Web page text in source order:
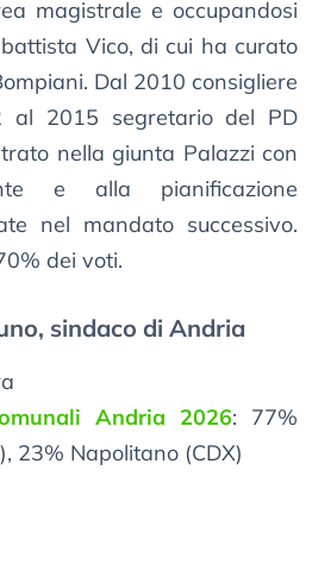
magistrale e occupandosi
Vico, di cui ha curato
Dal 2010 consigliere
al 2015 segretario del PD
nella giunta Palazzi con
e alla pianificazione
nel mandato successivo.
dei voti.
sindaco di Andria
Andria 2026: 77%
23% Napolitano (CDX)